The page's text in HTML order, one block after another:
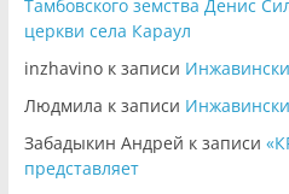
Тамбовского земства Денис
церкви села Караул
inzhavinoк записи
Людмила к записи
Забадыкин Андрей к записи
представляет